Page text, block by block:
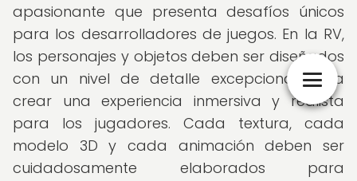
apasionante que presenta desafíos únicos
para los desarrolladores de juegos. En la RV,
los personajes y objetos deben ser diseñados
con un nivel de detalle excepcional para
crear una experiencia inmersiva y realista
para los jugadores. Cada textura, cada
modelo 3D y cada animación deben ser
cuidadosamente elaborados para